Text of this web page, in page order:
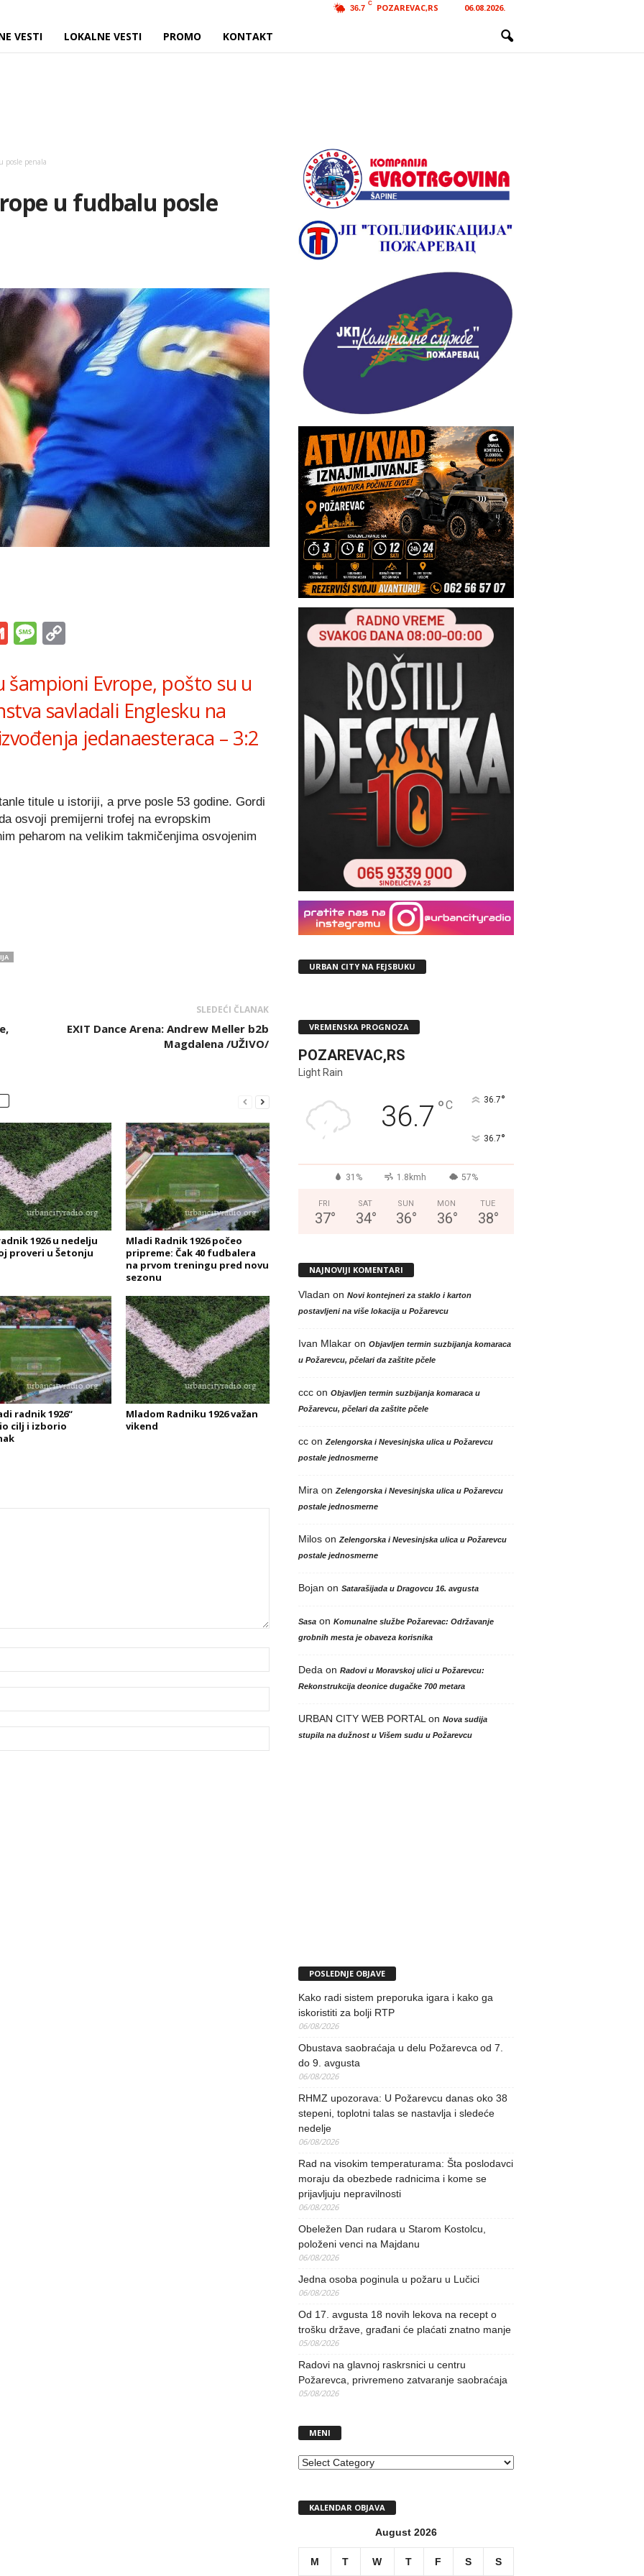
36.7
C POZAREVAC,RS 06.08.2026.
VESTI LOKALNE VESTI PROMO KONTAKT
posle penala
u fudbalu posle
GmailMessage
šampioni Evrope, pošto su u
savladali Englesku na
jedanaesteraca – 3:2
titule u istoriji, a prve posle 53 godine. Gordi
osvoji premijerni trofej na evropskim
peharom na velikim takmičenjima osvojenim
SLEDEĆI ČLANAK
EXIT Dance Arena: Andrew Meller b2b
Magdalena /UŽIVO/
1926 u nedelju
proveri u Šetonju
Mladi Radnik 1926 počeo
pripreme: Čak 40 fudbalera
na prvom treningu pred novu
sezonu
radnik 1926“
cilj i izborio
Mladom Radniku 1926 važan
vikend
URBAN CITY NA FEJSBUKU
VREMENSKA PROGNOZA
POZAREVAC,RS
Light Rain
36.7 °C 36.7°
36.7°
31% 1.8kmh 57%
FRI
37°
SAT
34°
SUN
36°
MON
36°
TUE
38°
NAJNOVIJI KOMENTARI
Vladan on Novi kontejneri za staklo i karton
postavljeni na više lokacija u Požarevcu
Ivan Mlakaron Objavljen termin suzbijanja komaraca
u Požarevcu, pčelari da zaštite pčele
cccon Objavljen termin suzbijanja komaraca u
Požarevcu, pčelari da zaštite pčele
ccon Zelengorska i Nevesinjska ulica u Požarevcu
postale jednosmerne
Mira on Zelengorska i Nevesinjska ulica u Požarevcu
postale jednosmerne
Miloson Zelengorska i Nevesinjska ulica u Požarevcu
postale jednosmerne
Bojan on Satarašijada u Dragovcu 16. avgusta
Sasaon Komunalne službe Požarevac: Održavanje
grobnih mesta je obaveza korisnika
Deda on Radovi u Moravskoj ulici u Požarevcu:
Rekonstrukcija deonice dugačke 700 metara
URBAN CITY WEB PORTAL on Nova sudija
stupila na dužnost u Višem sudu u Požarevcu
POSLEDNJE OBJAVE
Kako radi sistem preporuka igara i kako ga
iskoristiti za bolji RTP
06/08/2026
Obustava saobraćaja u delu Požarevca od 7.
do 9. avgusta
06/08/2026
RHMZ upozorava: U Požarevcu danas oko 38
stepeni, toplotni talas se nastavlja i sledeće
nedelje
06/08/2026
Rad na visokim temperaturama: Šta poslodavci
moraju da obezbede radnicima i kome se
prijavljuju nepravilnosti
06/08/2026
Obeležen Dan rudara u Starom Kostolcu,
položeni venci na Majdanu
06/08/2026
Jedna osoba poginula u požaru u Lučici
06/08/2026
Od 17. avgusta 18 novih lekova na recept o
trošku države, građani će plaćati znatno manje
05/08/2026
Radovi na glavnoj raskrsnici u centru
Požarevca, privremeno zatvaranje saobraćaja
05/08/2026
MENI
MENI
KALENDAR OBJAVA
August 2026
M T W T F S S